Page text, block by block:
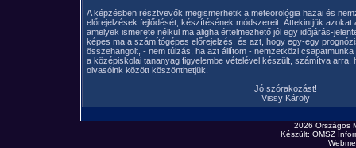
A képzésben résztvevők megismerhetik a meteorológia hazai és
előrejelzések fejlődését, készítésének módszereit. Áttekintjük azokat
amelyek ismerete nélkül ma aligha értelmezhető jól egy időjárás-
képes ma a számítógépes előrejelzés, és azt, hogy egy-egy
összehangolt, - nem túlzás, ha azt állítom - nemzetközi
a középiskolai tananyag figyelembe vételével készült, számítva arra,
olvasóink között köszönthetjük.
Jó szórakozást!
Vissy Károly
2026
Készült: OMSZ